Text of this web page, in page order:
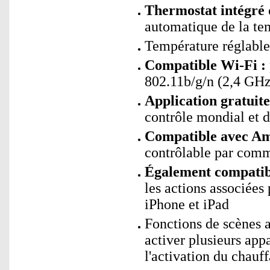
Thermostat intégré
automatique de la
Température
Compatible Wi-Fi :
802.11b/g/n (2,4
Application
contrôle mondial et
Compatible avec
contrôlable par
Également
les actions
iPhone et iPad
Fonctions de scènes
activer plusieurs
l'activation du